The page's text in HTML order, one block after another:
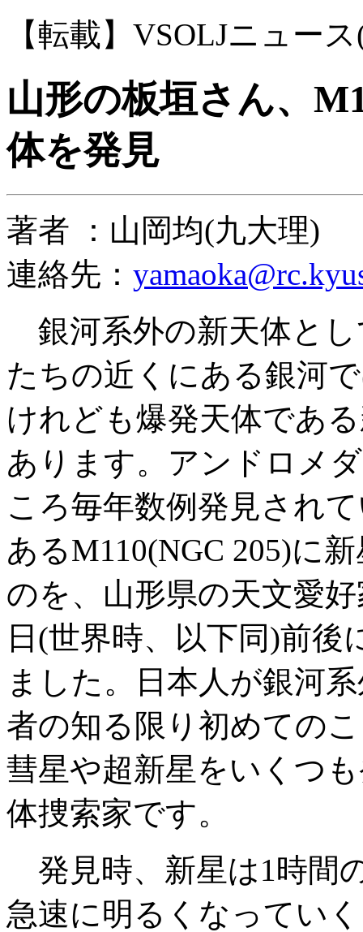
【転載】VSOLJニュー
山形の板垣さん、
体を発見
著者 ：山岡均(九大理)
連絡先：
銀河系外の新天体と
たちの近くにある銀河
けれども爆発天体であ
あります。アンドロメ
ころ毎年数例発見され
あるM110(NGC 205)に
のを、山形県の天文愛
日(世界時、以下同)前
ました。日本人が銀河
者の知る限り初めての
彗星や超新星をいくつ
体捜索家です。
発見時、新星は1時間
急速に明るくなってい